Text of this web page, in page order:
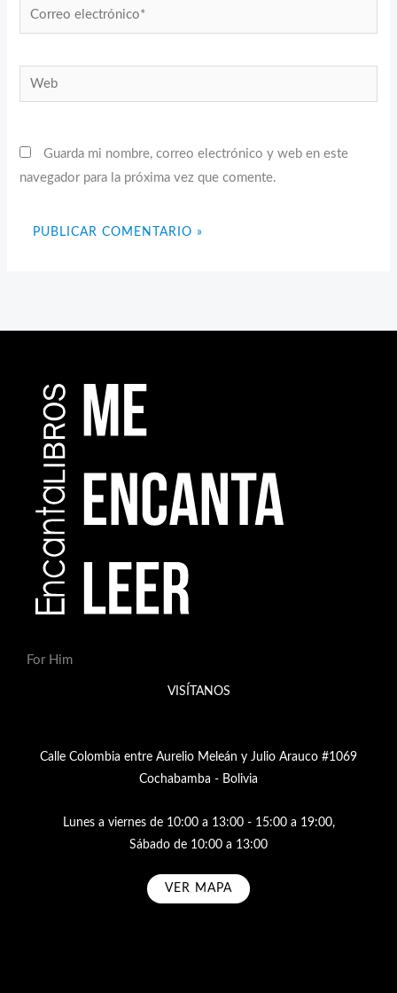
Correo
electrónico*
Web
Guarda mi nombre, correo electrónico y web en este
navegador para la próxima vez que comente.
For Him
VISÍTANOS
Calle Colombia entre Aurelio Meleán y Julio Arauco #1069
Cochabamba - Bolivia
Lunes a viernes de 10:00 a 13:00 - 15:00 a 19:00,
Sábado de 10:00 a 13:00
VER MAPA